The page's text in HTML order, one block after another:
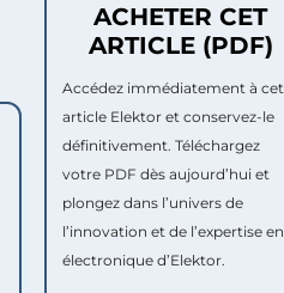
ACHETER CET
ARTICLE (PDF)
Accédez immédiatement à cet
article Elektor et conservez-le
définitivement. Téléchargez
votre PDF dès aujourd’hui et
plongez dans l’univers de
l’innovation et de l’expertise en
électronique d’Elektor.